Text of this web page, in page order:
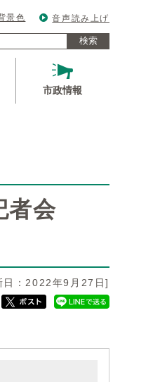
景色 音声読み上げ
検索
市政情報
者会
日：2022年9月27日]